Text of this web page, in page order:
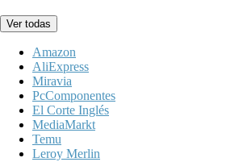
Ver todas
Amazon
AliExpress
Miravia
PcComponentes
El Corte Inglés
MediaMarkt
Temu
Leroy Merlin